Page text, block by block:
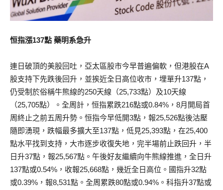
恒指漲137點 藥明系急升
連日破頂的美股回吐，亞太區股市今早普遍偏軟，但港股在A
股支持下先跌後回升，並挨近全日高位收市，埋單升137點，
仍受制於俗稱牛熊線的250天線（25,733點）及10天線
（25,705點）。全周計，恒指累跌216點或0.84%，8月開局首
周終止之前五周升勢。恒指今早低開3點，報25,526點後沽壓
隨即湧現，跌幅最多擴大至137點，低見25,393點，在25,400
點水平找到支持，大市逐步收復失地，完半場前止跌回升，半
日升37點，報25,567點。午後好友繼續向牛熊線推進，全日升
137點或0.54%，收報25,668點，幾近全日高位。國指升32點
或0.39%，報8,531點。全周累跌80點或0.94%。科指升37點或